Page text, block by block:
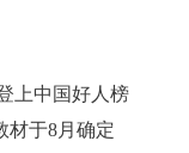
上中国好人榜
材于8月确定